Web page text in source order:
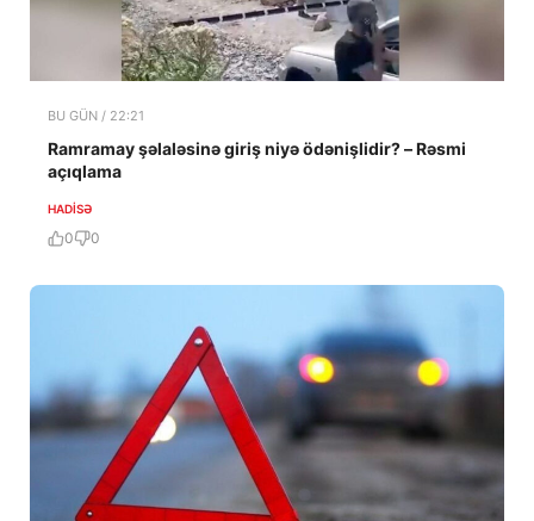
BU GÜN / 22:21
Ramramay şəlaləsinə giriş niyə ödənişlidir? – Rəsmi
açıqlama
HADISƏ
0 0